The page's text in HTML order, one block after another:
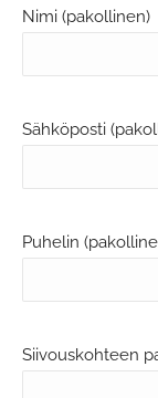
Nimi (pakollinen)
Sähköposti
Puhelin
Siivouskohteen